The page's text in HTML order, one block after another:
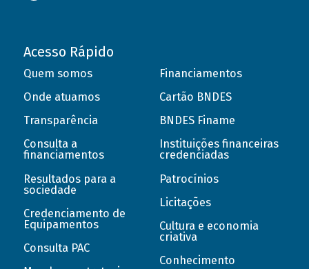
Acesso Rápido
Quem somos
Onde atuamos
Transparência
Consulta a
financiamentos
Resultados para a
sociedade
Credenciamento de
Equipamentos
Consulta PAC
Financiamentos
Cartão BNDES
BNDES Finame
Instituições financeiras
credenciadas
Patrocínios
Licitações
Cultura e economia
criativa
Conhecimento